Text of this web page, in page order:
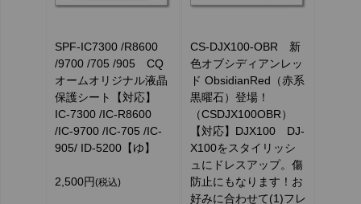
SPF-IC7300 /R8600
/9700 /705 /905 CQ
オームオリジナル液晶
保護シート【対応】
IC-7300 /IC-R8600
/IC-9700 /IC-705 /IC-
905/ ID-5200【ゆ】
2,500円(税込)
CS-DJX100-OBR 新
色オブシディアンレッ
ド ObsidianRed（赤系
黒曜石）登場！
（CSDJX100OBR）
【対応】DJX100 DJ-
X100をスタイリッシ
ュにドレスアップ。傷
防止にもなります！お
好みに合わせて(1)フレ